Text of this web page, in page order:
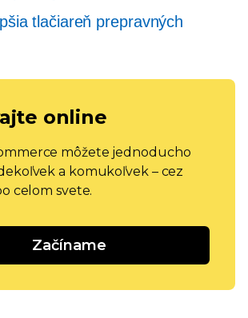
tlačiareň prepravných
online
môžete jednoducho
a komukoľvek – cez
celom svete.
Začíname